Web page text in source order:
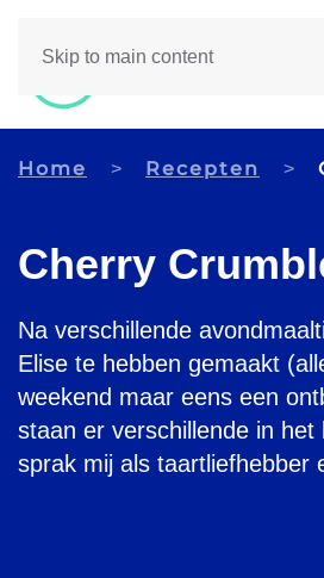
Skip to main content
Home Recepten
Cherry
Na verschillende
Elise te hebben gemaakt
weekend maar eens een
staan er verschillende in het
sprak mij als taartliefhebber